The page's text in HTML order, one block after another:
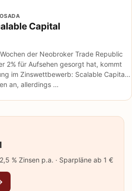
Capital
der Neobroker Trade Republic
2% für Aufsehen gesorgt hat, kommt
im Zinswettbewerb: Scalable Capital*
an, allerdings …
% Zinsen p.a. · Sparpläne ab 1 €